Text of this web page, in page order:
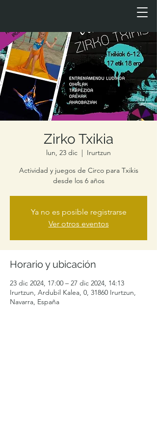
Zirko Txikia
lun, 23 dic
  |
Irurtzun
Actividad y juegos de Circo para Txikis
desde los 6 años
Ya no es posible registrarse
Ver otros eventos
Horario y ubicación
23 dic 2024, 17:00 – 27 dic 2024, 14:13
Irurtzun, Ardubil Kalea, 0, 31860 Irurtzun,
Navarra, España